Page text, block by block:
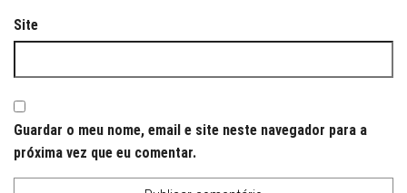
Site
Guardar o meu nome, email e site neste navegador para a
próxima vez que eu comentar.